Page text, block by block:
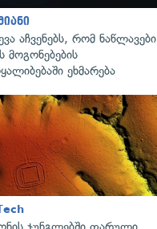
აჩვენებს, რომ ნაწლავები
მოგონებების
ეხმარება